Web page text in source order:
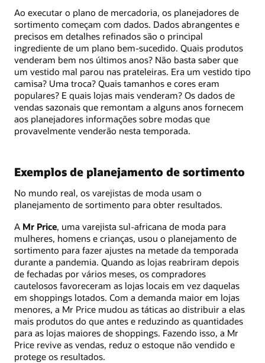
Ao executar o plano de mercadoria, os planejadores de
sortimento começam com dados. Dados abrangentes e
precisos em detalhes refinados são o principal
ingrediente de um plano bem-sucedido. Quais produtos
venderam bem nos últimos anos? Não basta saber que
um vestido mal parou nas prateleiras. Era um vestido tipo
camisa? Uma troca? Quais tamanhos e cores eram
populares? E quais lojas mais venderam? Os dados de
vendas sazonais que remontam a alguns anos fornecem
aos planejadores informações sobre modas que
provavelmente venderão nesta temporada.
Exemplos de planejamento de sortimento
No mundo real, os varejistas de moda usam o
planejamento de sortimento para obter resultados.
A Mr Price, uma varejista sul-africana de moda para
mulheres, homens e crianças, usou o planejamento de
sortimento para fazer ajustes na metade da temporada
durante a pandemia. Quando as lojas reabriram depois
de fechadas por vários meses, os compradores
cautelosos favoreceram as lojas locais em vez daquelas
em shoppings lotados. Com a demanda maior em lojas
menores, a Mr Price mudou as táticas ao distribuir a elas
mais produtos do que antes e reduzindo as quantidades
para as lojas maiores de shoppings. Fazendo isso, a Mr
Price revive as vendas, reduz o estoque não vendido e
protege os resultados.